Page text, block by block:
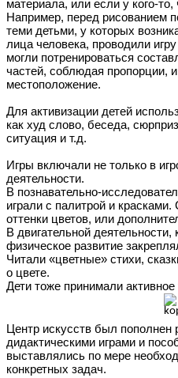
материала, или если у кого-то,
Например, перед рисованием
теми детьми, у которых
лица человека, проводили
могли потренироваться
частей, соблюдая пропорции,
местоположение.
Для активизации детей
как худ слово, беседа,
ситуация и т.д.
Игры включали не только в
деятельности.
В познавательно-
играли с палитрой и
оттенки цветов, или
В двигательной
физическое развитие
Читали «цветные» стихи,
о цвете.
Дети тоже принимали активное
Центр искусств был пополнен
дидактическими играми и
выставлялись по мере
конкретных задач.